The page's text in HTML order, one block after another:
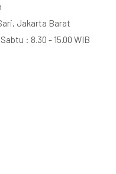
Jakarta Barat
: 8.30 - 15.00 WIB